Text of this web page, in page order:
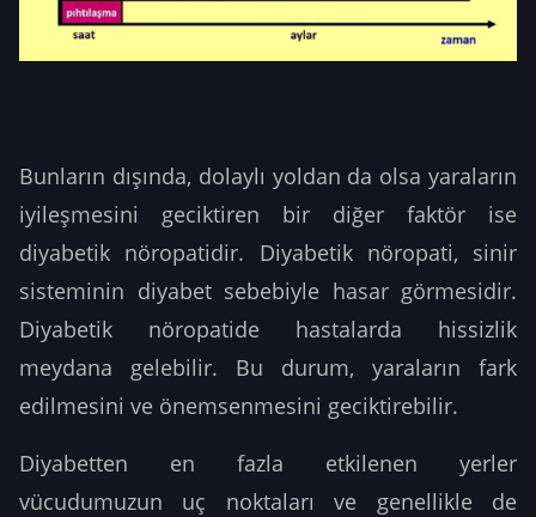
Bunların dışında, dolaylı yoldan da olsa yaraların
iyileşmesini geciktiren bir diğer faktör ise
diyabetik nöropatidir. Diyabetik nöropati, sinir
sisteminin diyabet sebebiyle hasar görmesidir.
Diyabetik nöropatide hastalarda hissizlik
meydana gelebilir. Bu durum, yaraların fark
edilmesini ve önemsenmesini geciktirebilir.
Diyabetten en fazla etkilenen yerler
vücudumuzun uç noktaları ve genellikle de